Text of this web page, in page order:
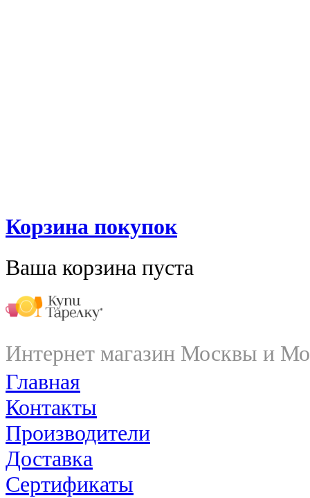
Корзина покупок
Ваша корзина пуста
Интернет магазин Москвы и
Главная
Контакты
Производители
Доставка
Сертификаты